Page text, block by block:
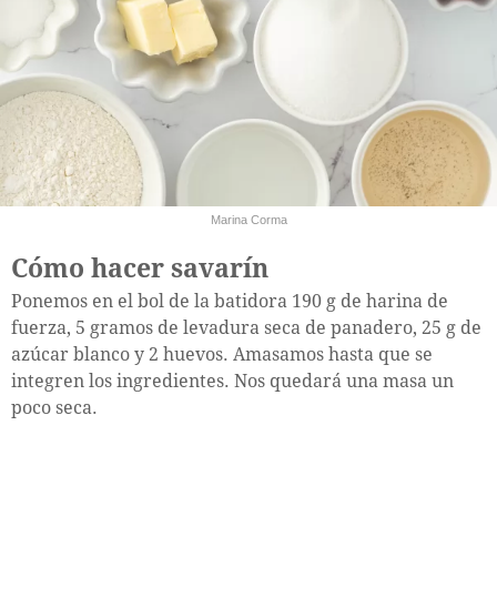
Marina Corma
Cómo hacer savarín
Ponemos en el bol de la batidora 190 g de harina de
fuerza, 5 gramos de levadura seca de panadero, 25 g de
azúcar blanco y 2 huevos. Amasamos hasta que se
integren los ingredientes. Nos quedará una masa un
poco seca.